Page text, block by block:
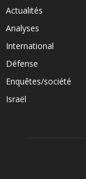
Actualités
Analyses
International
Défense
Enquêtes/société
Israël